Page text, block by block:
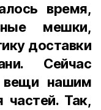
время,
мешки,
доставки
Сейчас
вещи нашим
частей. Так,